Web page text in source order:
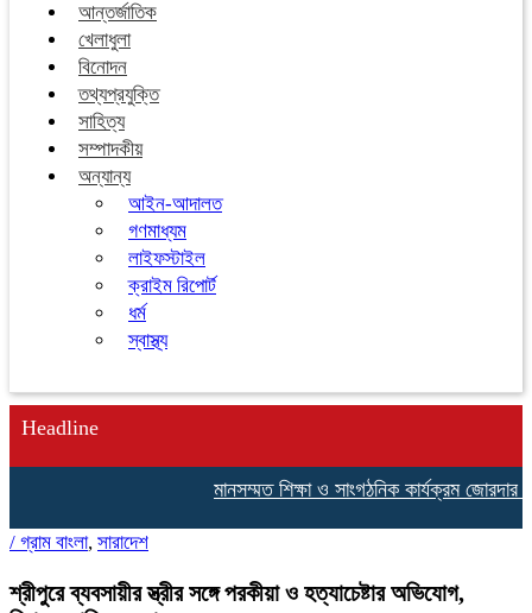
আন্তর্জাতিক
খেলাধুলা
বিনোদন
তথ্যপ্রযুক্তি
সাহিত্য
সম্পাদকীয়
অন্যান্য
আইন-আদালত
গণমাধ্যম
লাইফস্টাইল
ক্রাইম রিপোর্ট
ধর্ম
স্বাস্থ্য
Headline
মানসম্মত শিক্ষা ও সাংগঠনিক কার্যক্রম জোরদার
/ গ্রাম বাংলা, সারাদেশ
শ্রীপুরে ব্যবসায়ীর স্ত্রীর সঙ্গে পরকীয়া ও হত্যাচেষ্টার অভিযোগ,